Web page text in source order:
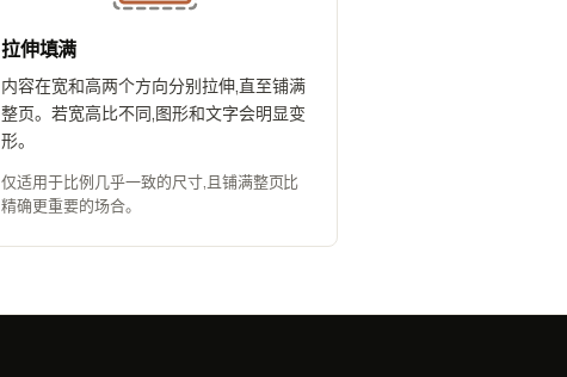
拉伸填满
内容在宽和高两个方向分别拉伸,直至铺满
整页。若宽高比不同,图形和文字会明显变
形。
仅适用于比例几乎一致的尺寸,且铺满整页比
精确更重要的场合。